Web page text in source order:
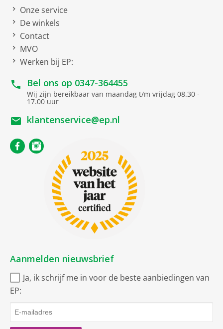
Energieverbruik
Totale inhoud
Geluidsniveauklasse
C
koelen en vriezen
Kenmerken koelzone
Inhoud koelgedeelte 195 l
Kenmerken vrieszone
Supervriezen
Netto afmetingen
Onze service
De winkels
Contact
MVO
Werken bij EP:
Bel ons op 0347-364455
Wij zijn bereikbaar van maandag t/m vrijdag 08.30 -
17.00 uur
klantenservice@ep.nl
Aanmelden nieuwsbrief
Ja, ik schrijf me in voor de beste aanbiedingen van
EP: